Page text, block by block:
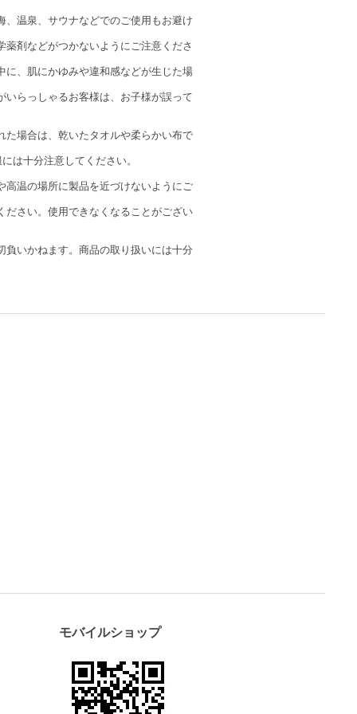
温泉、サウナなどでのご使用もお避け
剤などがつかないようにご注意くださ
、肌にかゆみや違和感などが生じた場
らっしゃるお客様は、お子様が誤って
場合は、乾いたタオルや柔らかい布で
は十分注意してください。
温の場所に製品を近づけないようにご
さい。使用できなくなることがござい
いかねます。商品の取り扱いには十分
モバイルショップ